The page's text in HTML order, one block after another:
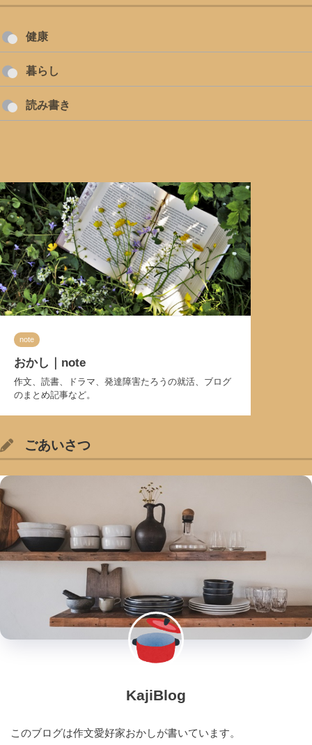
健康
暮らし
読み書き
note
おかし｜note
作文、読書、ドラマ、発達障害たろうの就活、ブログ
のまとめ記事など。
ごあいさつ
KajiBlog
このブログは作文愛好家おかしが書いています。